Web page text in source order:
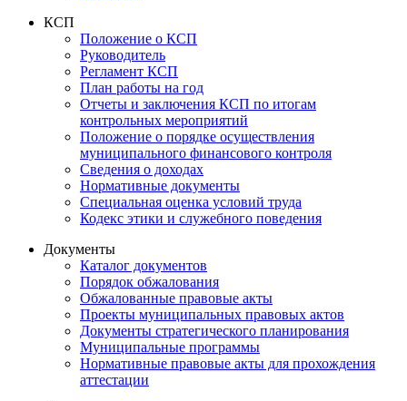
КСП
Положение о КСП
Руководитель
Регламент КСП
План работы на год
Отчеты и заключения КСП по итогам
контрольных мероприятий
Положение о порядке осуществления
муниципального финансового контроля
Сведения о доходах
Нормативные документы
Специальная оценка условий труда
Кодекс этики и служебного поведения
Документы
Каталог документов
Порядок обжалования
Обжалованные правовые акты
Проекты муниципальных правовых актов
Документы стратегического планирования
Муниципальные программы
Нормативные правовые акты для прохождения
аттестации